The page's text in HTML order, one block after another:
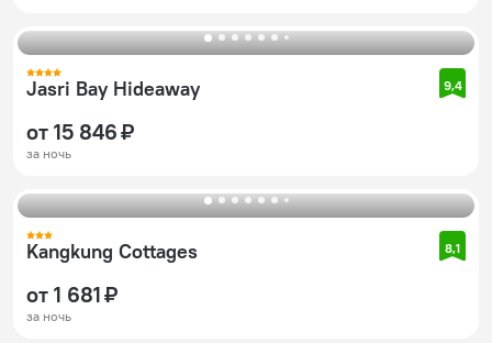
Jasri Bay Hideaway 9,4
от 15 846 ₽
за ночь
Kangkung Cottages 8,1
от 1 681 ₽
за ночь